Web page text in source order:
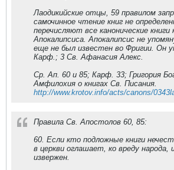
Лаодикийские отцы, 59 правилом
самочинное чтение книг не
перечисляют все канонические книги
Апокалипсиса. Апокалипсис не
еще не был известен во Фригии. Он
Карф.; 3 Св. Афанасия Алекс.
Ср. Ап. 60 и 85; Карф. 33; Григория
Амфилохия о книгах Св. Писания.
http://www.krotov.info/acts/canons/
Правила Св. Апостолов 60, 85:
60. Если кто подложные книги
в церкви оглашает, ко вреду народа,
извержен.